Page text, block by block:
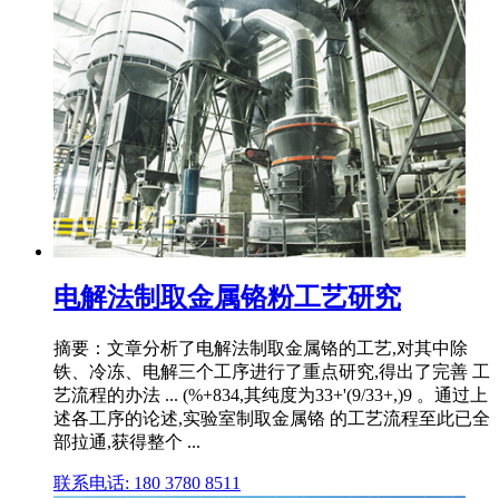
电解法制取金属铬粉工艺研究
摘要：文章分析了电解法制取金属铬的工艺,对其中除
铁、冷冻、电解三个工序进行了重点研究,得出了完善 工
艺流程的办法 ... (%+834,其纯度为33+'(9/33+,)9 。通过上
述各工序的论述,实验室制取金属铬 的工艺流程至此已全
部拉通,获得整个 ...
联系电话: 180 3780 8511